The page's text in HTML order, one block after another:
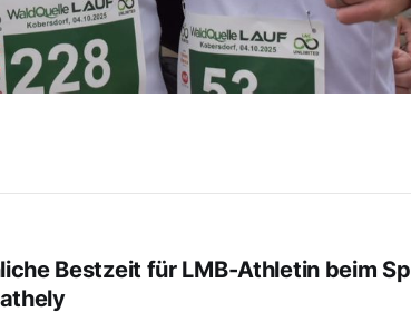
Bestzeit für LMB-Athletin beim